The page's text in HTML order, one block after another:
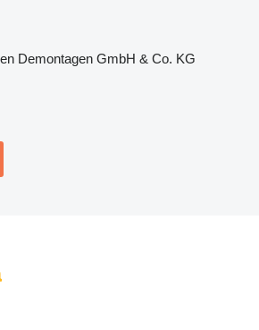
Demontagen GmbH & Co. KG